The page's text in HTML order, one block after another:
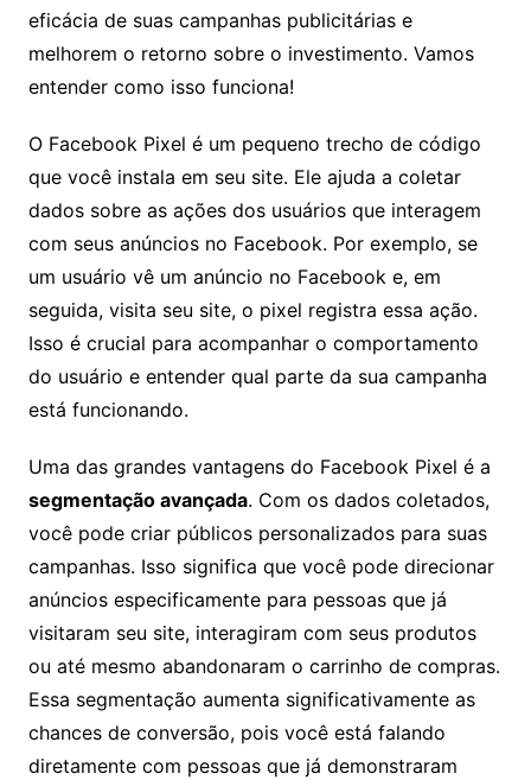
eficácia de suas campanhas publicitárias e
melhorem o retorno sobre o investimento. Vamos
entender como isso funciona!
O Facebook Pixel é um pequeno trecho de código
que você instala em seu site. Ele ajuda a coletar
dados sobre as ações dos usuários que interagem
com seus anúncios no Facebook. Por exemplo, se
um usuário vê um anúncio no Facebook e, em
seguida, visita seu site, o pixel registra essa ação.
Isso é crucial para acompanhar o comportamento
do usuário e entender qual parte da sua campanha
está funcionando.
Uma das grandes vantagens do Facebook Pixel é a
segmentação avançada. Com os dados coletados,
você pode criar públicos personalizados para suas
campanhas. Isso significa que você pode direcionar
anúncios especificamente para pessoas que já
visitaram seu site, interagiram com seus produtos
ou até mesmo abandonaram o carrinho de compras.
Essa segmentação aumenta significativamente as
chances de conversão, pois você está falando
diretamente com pessoas que já demonstraram